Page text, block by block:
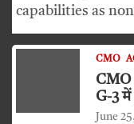
capabilities as
CMO
CMO
G-3 में
June